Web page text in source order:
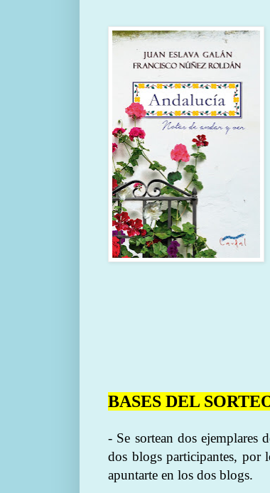
BASES DEL
- Se sortean dos ejemplares
dos blogs participantes, por
apuntarte en los dos blogs.